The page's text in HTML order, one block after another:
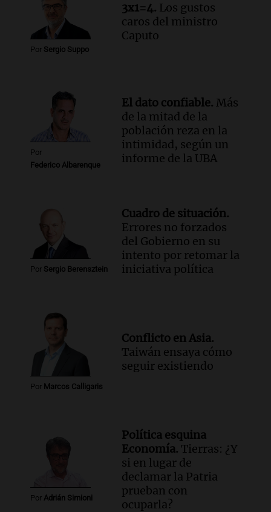
Por Sergio Suppo
3x1=4. Los gustos
caros del ministro
Caputo
Por
Federico Albarenque
El dato confiable. Más
de la mitad de la
población reza en la
intimidad, según un
informe de la UBA
Por Sergio Berensztein
Cuadro de situación.
Errores no forzados
del Gobierno en su
intento por retomar la
iniciativa política
Por Marcos Calligaris
Conflicto en Asia.
Taiwán ensaya cómo
seguir existiendo
Por Adrián Simioni
Política esquina
Economía. Tierras: ¿Y
si en lugar de
declamar la Patria
prueban con
ocuparla?